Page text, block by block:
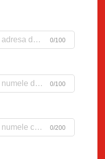
0/100
0/100
0/200